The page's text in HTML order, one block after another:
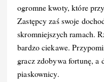
ogromne kwoty, które
Zastępcy zaś swoje
skromniejszych ramach.
bardzo ciekawe.
gracz zdobywa fortunę, a
piaskownicy.